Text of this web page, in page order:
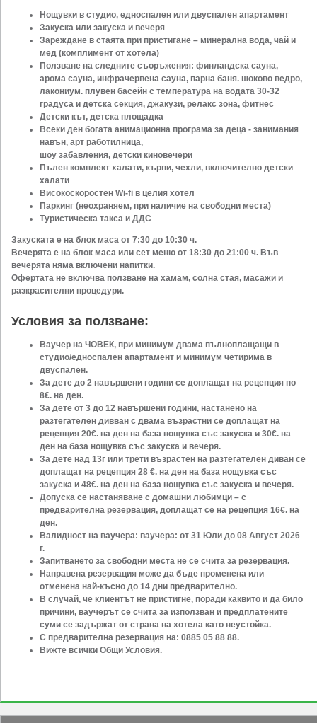
Нощувки в студио, едноспален или двуспален апартамент
Закуска или закуска и вечеря
Зареждане в стаята при пристигане – минерална вода, чай и
мед (комплимент от хотела)
Ползване на следните съоръжения: финландска сауна,
арома сауна, инфрачервена сауна, парна баня. шоково ведро,
лакониум. плувен басейн с температура на водата 30-32
градуса и детска секция, джакузи, релакс зона, фитнес
Детски кът, детска площадка
Всеки ден богата анимационна програма за деца - занимания
навън, арт работилница,
шоу забавления, детски киновечери
Пълен комплект халати, кърпи, чехли, включително детски
халати
Високоскоростен Wi-fi в целия хотел
Паркинг (неохраняем, при наличие на свободни места)
Туристическа такса и ДДС
Закуската е на блок маса от 7:30 до 10:30 ч.
Вечерята е на блок маса или сет меню от 18:30 до 21:00 ч. Във
вечерята няма включени напитки.
Офертата не включва ползване на хамам, солна стая, масажи и
разкрасителни процедури.
Условия за ползване:
Ваучер на ЧОВЕК, при минимум двама пълноплащащи в
студио/едноспален апартамент и минимум четирима в
двуспален.
За дете до 2 навършени години се доплащат на рецепция по
8€. на ден.
За дете от 3 до 12 навършени години, настанено на
разтегателен дивван с двама възрастни се доплащат на
рецепция 20€. на ден на база нощувка със закуска и 30€. на
ден на база нощувка със закуска и вечеря.
За дете над 13г или трети възрастен на разтегателен диван се
доплащат на рецепция 28 €. на ден на база нощувка със
закуска и 48€. на ден на база нощувка със закуска и вечеря.
Допуска се настаняване с домашни любимци – с
предварителна резервация, доплащат се на рецепция 16€. на
ден.
Валидност на ваучера: ваучера: от 31 Юли до 08 Август 2026
г.
Запитването за свободни места не се счита за резервация.
Направена резервация може да бъде променена или
отменена най-късно до 14 дни предварително.
В случай, че клиентът не пристигне, поради каквито и да било
причини, ваучерът се счита за използван и предплатените
суми се задържат от страна на хотела като неустойка.
С предварителна резервация на: 0885 05 88 88.
Вижте всички Общи Условия.